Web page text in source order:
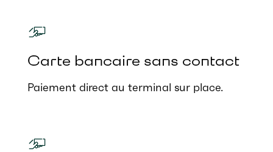
Carte bancaire sans contact
Paiement direct au terminal sur place.